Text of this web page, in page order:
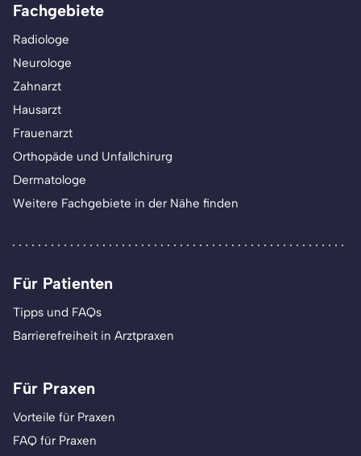
Fachgebiete
Radiologe
Neurologe
Zahnarzt
Hausarzt
Frauenarzt
Orthopäde und Unfallchirurg
Dermatologe
Weitere Fachgebiete in der Nähe finden
Für Patienten
Tipps und FAQs
Barrierefreiheit in Arztpraxen
Für Praxen
Vorteile für Praxen
FAQ für Praxen